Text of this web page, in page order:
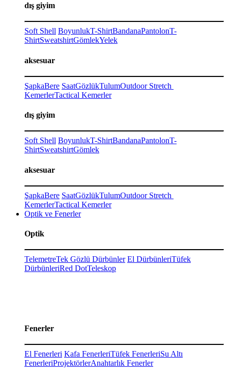
dış giyim
Soft Shell BoyunlukT-ShirtBandanaPantolonT-
ShirtSweatshirtGömlekYelek
aksesuar
ŞapkaBere SaatGözlükTulumOutdoor Stretch
KemerlerTactical Kemerler
dış giyim
Soft Shell BoyunlukT-ShirtBandanaPantolonT-
ShirtSweatshirtGömlek
aksesuar
ŞapkaBere SaatGözlükTulumOutdoor Stretch
KemerlerTactical Kemerler
Optik ve Fenerler
Optik
TelemetreTek Gözlü Dürbünler El DürbünleriTüfek
DürbünleriRed DotTeleskop
Fenerler
El Fenerleri Kafa FenerleriTüfek FenerleriSu Altı
FenerleriProjektörlerAnahtarlık Fenerler